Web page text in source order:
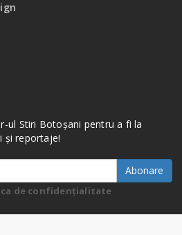
ul Stiri Botoșani pentru a fi la
și reportaje!
Abonare
de confidențialitate